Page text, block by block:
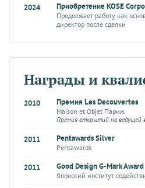
2024 Приобретение KOSE
Продолжает работу как
директор после сделки
Награды и
2010 Премия Les Decouvertes
Maison et Objet Париж
Премия открытий на ведущей
2011 Pentawards Silver
Pentawards
2011 Good Design G-Mark Award
Японский институт